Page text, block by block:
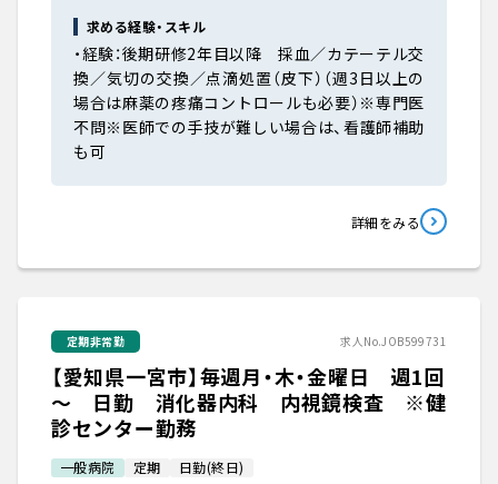
求める経験・スキル
・経験：後期研修2年目以降 採血／カテーテル交
換／気切の交換／点滴処置（皮下）（週3日以上の
場合は麻薬の疼痛コントロールも必要）※専門医
不問※医師での手技が難しい場合は、看護師補助
も可
詳細をみる
定期非常勤 求人No.JOB599731
【愛知県一宮市】毎週月・木・金曜日 週1回
～ 日勤 消化器内科 内視鏡検査 ※健
診センター勤務
一般病院 定期 日勤(終日)